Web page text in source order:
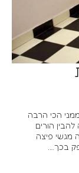
הכי הרבה
הורים
פיצה
בכך….